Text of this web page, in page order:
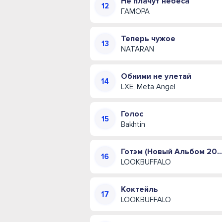
ГАМОРА
Теперь чужое
NATARAN
Обними не улетай
LXE, Meta Angel
Голос
Bakhtin
Готэм (Новый Альбом 2026)
LOOKBUFFALO
Коктейль
LOOKBUFFALO